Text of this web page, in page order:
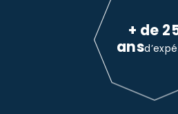
+ de
ans